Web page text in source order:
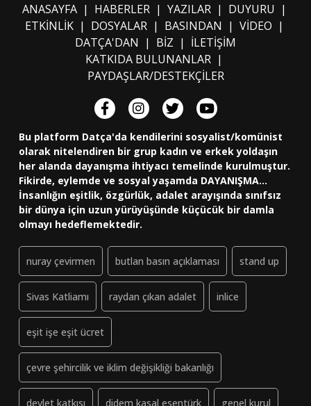
ANASAYFA| HABERLER| YAZILAR| DUYURU |
ETKİNLİK| DOSYALAR| BASINDAN | VİDEO |
DATÇA'DAN | BİZ | İLETİŞİM
KATKIDA BULUNANLAR |
PAYDAŞLAR/DESTEKÇİLER
Bu platform Datça'da kendilerini sosyalist/komünist
olarak nitelendiren bir grup kadın ve erkek yoldaşın
her alanda dayanışma ihtiyacı temelinde kurulmuştur.
Fikirde, eylemde ve sosyal yaşamda DAYANIŞMA...
İnsanlığın eşitlik, özgürlük, adalet arayışında sınıfsız
bir dünya için uzun yürüyüşünde küçücük bir damla
olmayı hedeflemektedir.
nuray çevirmen butlan basın açıklaması stand up
Sivas Katliamı raydan çıkan adalet inlice
eşit işe eşit ücret
çevre şehircilik ve iklim değişikliği bakanlığı
devlet katkısı didem kasal esentürk genel kurul